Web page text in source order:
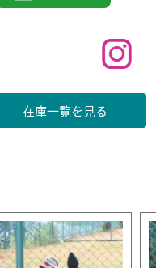
在庫一覧を見る